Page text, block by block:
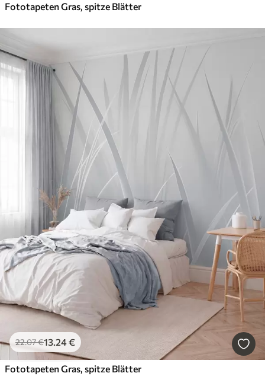
Fototapeten Gras, spitze Blätter
22.07€13.24€
Fototapeten Gras, spitze Blätter